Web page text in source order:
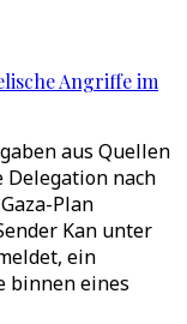
Angriffe im
aus Quellen
Delegation nach
Plan
Kan unter
ein
binnen eines